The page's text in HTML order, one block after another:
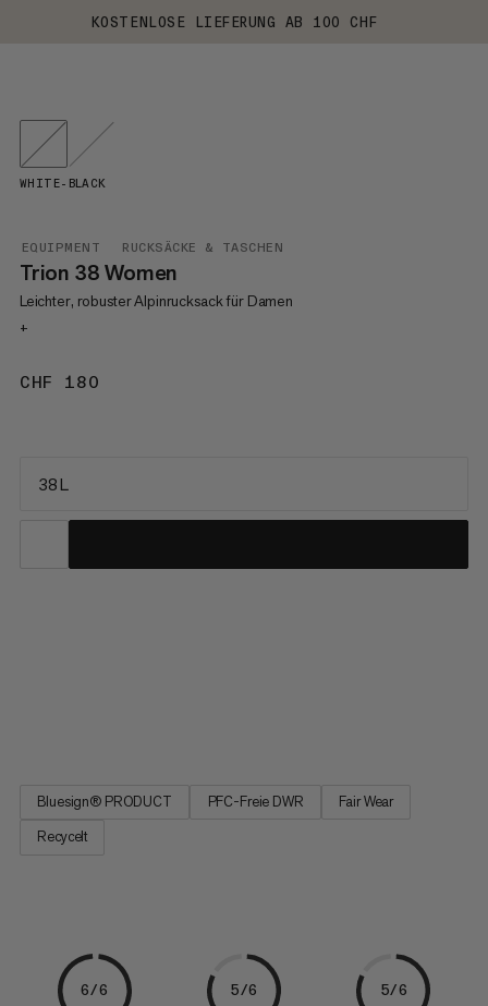
KOSTENLOSE LIEFERUNG AB 100 CHF
EQUIPMENT RUCKSÄCKE & TASCHEN
Trion 38 Women
Leichter, robuster Alpinrucksack für Damen
+
CHF 180
WHITE-BLACK
38 L
Bluesign® PRODUCT PFC-Freie DWR
Fair Wear
Recycelt
6/6 5/6 5/6